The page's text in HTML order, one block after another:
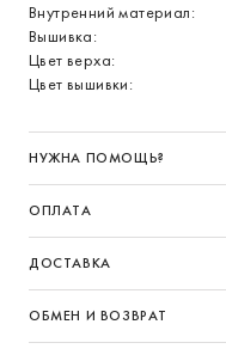
Внутренний материал:
Вышивка:
Цвет верха:
Цвет вышивки:
НУЖНА ПОМОЩЬ?
ОПЛАТА
ДОСТАВКА
ОБМЕН И ВОЗВРАТ